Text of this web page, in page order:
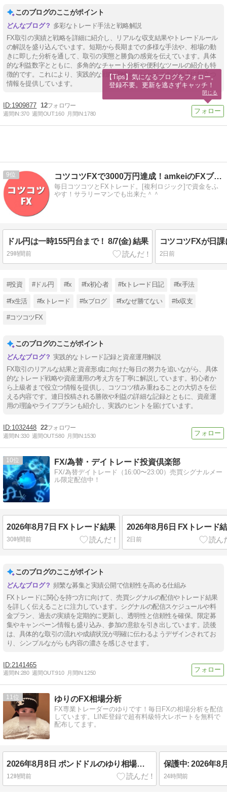
このブログのここがポイント
多彩なトレード手法と戦略解説
FX取引の実績と戦略を詳細に紹介し、リアルな収支結果やトレードルール
の解説を盛り込んでいます。短期から長期までの多様な手法や、相場の動
きに即した分析を通して、取引の実態と勝負の感覚を伝えています。具体
的な利益数字とともに、多角的なチャート分析や便利なツールの紹介も特
徴的です。これにより、実践的な戦略理解とトレードスキル向上に役立つ
情報を提供しています。
1909877 12
週間IN:370 週間OUT:160 月間IN:1780
9 コツコツFXで3000万円達成！amkeiのFXブログ！
毎日コツコツとFXトレード。[複利ロジック]で資金をふ
やす！サラリーマンでも出来た＾＾
ドル円は一時155円台まで！ 8/7(金) 結果
29時間前 2日前
#投資 #ドル円 #fx #fx初心者 #fxトレード日記 #fx手法
#fx生活 #fxトレード #fxブログ #fxなぜ勝てない #fx収支
#コツコツFX
このブログのここがポイント
実践的なトレード記録と資産運用解説
FX取引のリアルな結果と資産形成に向けた毎日の努力を追いながら、具体
的なトレード戦略や資産運用の考え方を丁寧に解説しています。初心者か
ら上級者まで役立つ情報を提供し、コツコツ積み重ねることの大切さを伝
える内容です。連日投稿される勝敗や利益の詳細な記録とともに、資産運
用の理論やライフプランも紹介し、実践のヒントを届けています。
1032448 22
週間IN:330 週間OUT:580 月間IN:1530
10 FX/為替・デイトレード投資倶楽部
FX/為替デイトレード（16:00〜23:00）売買シグナルメー
ル限定配信中！
2026年8月7日 FXトレード結果
30時間前
2026年8月6日 FXトレード
2日前
このブログのここがポイント
頻繁な募集と実績公開で信頼性を高める仕組み
FXトレードに関心を持つ方に向けて、売買シグナルの配信やトレード結果
を詳しく伝えることに注力しています。シグナルの配信スケジュールや料
金プラン、過去の実績を定期的に更新し、透明性と信頼性を確保。限定募
集やキャンペーン情報も盛り込み、参加の意欲を引き出しています。読後
は、具体的な取引の流れや成績状況が明確に伝わるようデザインされてお
り、シンプルながらも内容の濃さを感じさせます。
2141465
週間IN:280 週間OUT:910 月間IN:1250
11 ゆりのFX相場分析
FX専業トレーダーのゆりです！毎日FXの相場分析を配信
しています。LINE登録で超有料級特大レポートを無料で
配布してます。
2026年8月8日 ポンドドルのゆり相場分析🌟
12時間前 24時間前
【Tips】気になるブログをフォロー。
登録不要。更新を逃さずキャッチ！
閉じる